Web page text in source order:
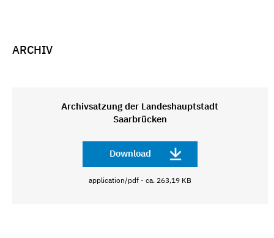
ARCHIV
Archivsatzung der Landeshauptstadt
Saarbrücken
Download
application/pdf - ca. 263,19 KB